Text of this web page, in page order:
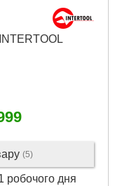
(5)
робочого дня